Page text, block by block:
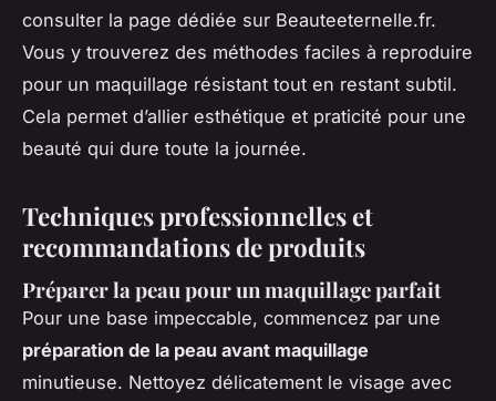
consulter la page dédiée sur Beauteeternelle.fr.
Vous y trouverez des méthodes faciles à reproduire
pour un maquillage résistant tout en restant subtil.
Cela permet d’allier esthétique et praticité pour une
beauté qui dure toute la journée.
Techniques professionnelles et
recommandations de produits
Préparer la peau pour un maquillage parfait
Pour une base impeccable, commencez par une
préparation de la peau avant maquillage
minutieuse. Nettoyez délicatement le visage avec